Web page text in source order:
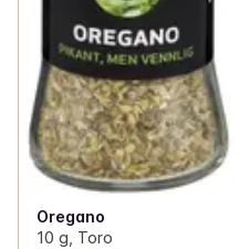
Oregano
10 g, Toro